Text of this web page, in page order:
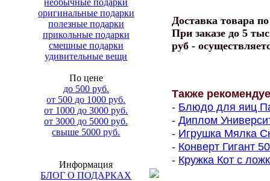
необычные подарки
оригинальные подарки
полезные подарки
прикольные подарки
смешные подарки
удивительные вещи
По цене
до 500 руб.
от 500 до 1000 руб.
от 1000 до 3000 руб.
от 3000 до 5000 руб.
свыше 5000 руб.
Информация
БЛОГ О ПОДАРКАХ
Доставка товара
При заказе до 5
руб -
Также
- Блюдо для яиц
- Диплом
- Игрушка Мялка
- Конверт Гигант
- Кружка Кот с